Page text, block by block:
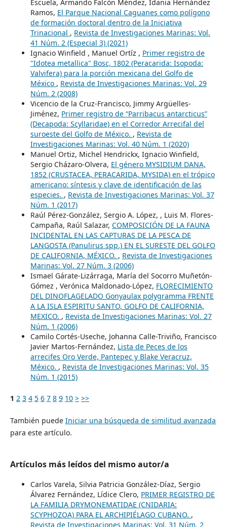
Escuela, Armando Falcón Méndez, Idania Hernández
Ramos, El Parque Nacional Caguanes como polígono
de formación doctoral dentro de la Iniciativa
Trinacional , Revista de Investigaciones Marinas: Vol.
41 Núm. 2 (Especial 3) (2021)
Ignacio Winfield , Manuel Ortíz , Primer registro de
"Idotea metallica" Bosc, 1802 (Peracarida: Isopoda:
Valvifera) para la porción mexicana del Golfo de
México , Revista de Investigaciones Marinas: Vol. 29
Núm. 2 (2008)
Vicencio de la Cruz-Francisco, Jimmy Argüelles-
Jiménez, Primer registro de “Parribacus antarcticus”
(Decapoda: Scyllaridae) en el Corredor Arrecifal del
suroeste del Golfo de México. , Revista de
Investigaciones Marinas: Vol. 40 Núm. 1 (2020)
Manuel Ortiz, Michel Hendrickx, Ignacio Winfield,
Sergio Cházaro-Olvera, El género MYSIDIUM DANA,
1852 (CRUSTACEA, PERACARIDA, MYSIDA) en el trópico
americano: síntesis y clave de identificación de las
especies. , Revista de Investigaciones Marinas: Vol. 37
Núm. 1 (2017)
Raúl Pérez-González, Sergio A. López, , Luis M. Flores-
Campaña, Raúl Salazar, COMPOSICIÓN DE LA FAUNA
INCIDENTAL EN LAS CAPTURAS DE LA PESCA DE
LANGOSTA (Panulirus spp.) EN EL SURESTE DEL GOLFO
DE CALIFORNIA, MÉXICO. , Revista de Investigaciones
Marinas: Vol. 27 Núm. 3 (2006)
Ismael Gárate-Lizárraga, María del Socorro Muñetón-
Gómez , Verónica Maldonado-López, FLORECIMIENTO
DEL DINOFLAGELADO Gonyaulax polygramma FRENTE
A LA ISLA ESPIRITU SANTO, GOLFO DE CALIFORNIA,
MEXICO. , Revista de Investigaciones Marinas: Vol. 27
Núm. 1 (2006)
Camilo Cortés-Useche, Johanna Calle-Triviño, Francisco
Javier Martos-Fernández, Lista de Peces de los
arrecifes Oro Verde, Pantepec y Blake Veracruz,
México. , Revista de Investigaciones Marinas: Vol. 35
Núm. 1 (2015)
1 2 3 4 5 6 7 8 9 10 > >>
También puede Iniciar una búsqueda de similitud avanzada
para este artículo.
Artículos más leídos del mismo autor/a
Carlos Varela, Silvia Patricia González-Díaz, Sergio
Álvarez Fernández, Lídice Clero, PRIMER REGISTRO DE
LA FAMILIA DRYMONEMATIDAE (CNIDARIA:
SCYPHOZOA) PARA EL ARCHIPIÉLAGO CUBANO. ,
Revista de Investigaciones Marinas: Vol. 31 Núm. 2